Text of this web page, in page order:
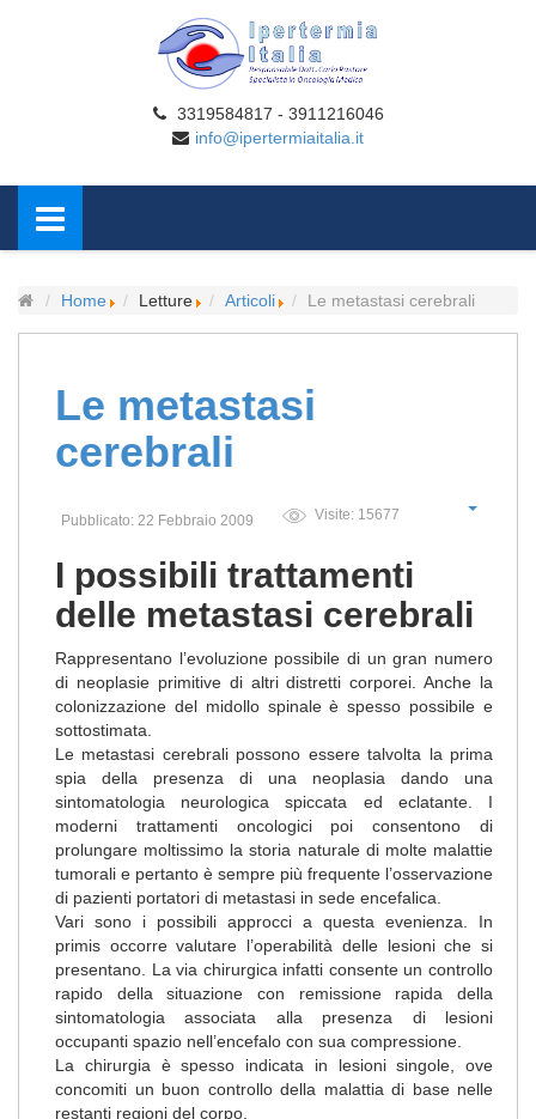
3319584817 - 3911216046
info@ipertermiaitalia.it
Home Letture Articoli Le metastasi cerebrali
Le metastasi
cerebrali
Pubblicato: 22 Febbraio 2009 Visite: 15677
I possibili trattamenti
delle metastasi cerebrali
Rappresentano l’evoluzione possibile di un gran numero
di neoplasie primitive di altri distretti corporei. Anche la
colonizzazione del midollo spinale è spesso possibile e
sottostimata.
Le metastasi cerebrali possono essere talvolta la prima
spia della presenza di una neoplasia dando una
sintomatologia neurologica spiccata ed eclatante. I
moderni trattamenti oncologici poi consentono di
prolungare moltissimo la storia naturale di molte malattie
tumorali e pertanto è sempre più frequente l’osservazione
di pazienti portatori di metastasi in sede encefalica.
Vari sono i possibili approcci a questa evenienza. In
primis occorre valutare l’operabilità delle lesioni che si
presentano. La via chirurgica infatti consente un controllo
rapido della situazione con remissione rapida della
sintomatologia associata alla presenza di lesioni
occupanti spazio nell’encefalo con sua compressione.
La chirurgia è spesso indicata in lesioni singole, ove
concomiti un buon controllo della malattia di base nelle
restanti regioni del corpo.